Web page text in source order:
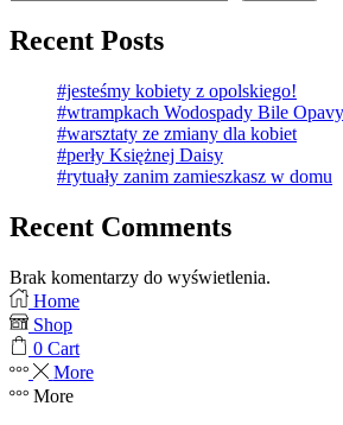
Recent Posts
#jesteśmy kobiety z opolskiego!
#wtrampkach Wodospady Bile Opavy
#warsztaty ze zmiany dla kobiet
#perły Księżnej Daisy
#rytuały zanim zamieszkasz w domu
Recent Comments
Brak komentarzy do wyświetlenia.
Home
Shop
0 Cart
More
More